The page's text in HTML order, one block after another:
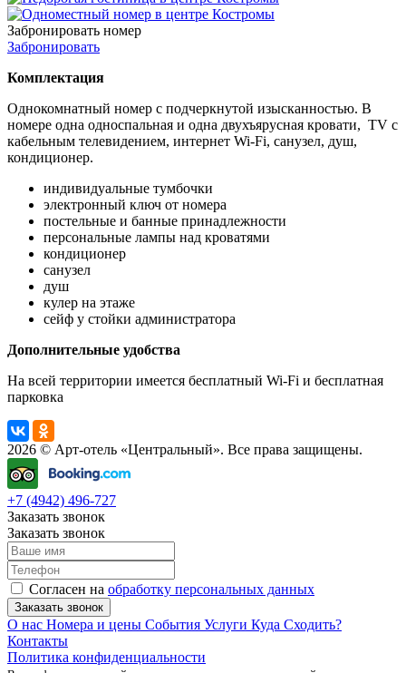
Забронировать номер
Забронировать
Комплектация
Однокомнатный номер с подчеркнутой изысканностью. В
номере одна односпальная и одна двухъярусная кровати, TV с
кабельным телевидением, интернет Wi-Fi, санузел, душ,
кондиционер.
индивидуальные тумбочки
электронный ключ от номера
постельные и банные принадлежности
персональные лампы над кроватями
кондиционер
санузел
душ
кулер на этаже
сейф у стойки администратора
Дополнительные удобства
На всей территории имеется бесплатный Wi-Fi и бесплатная
парковка
2026 © Арт-отель «Центральный». Все права защищены.
+7 (4942) 496-727
Заказать звонок
Заказать звонок
Согласен на обработку персональных данных
Заказать звонок
О нас Номера и цены События Услуги Куда Сходить?
Контакты
Политика конфиденциальности